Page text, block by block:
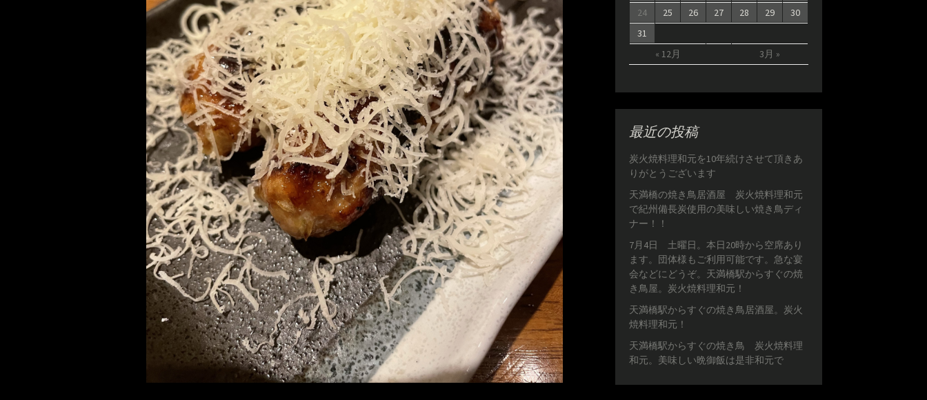
« 12月 3月 »
24
25 26 27 28 29
30
31
最近の投稿
炭火焼料理和元を10年続けさせて頂きあ
りがとうございます
天満橋の焼き鳥居酒屋 炭火焼料理和元
で紀州備長炭使用の美味しい焼き鳥ディ
ナー！！
7月4日 土曜日。本日20時から空席あり
ます。団体様もご利用可能です。急な宴
会などにどうぞ。天満橋駅からすぐの焼
き鳥屋。炭火焼料理和元！
天満橋駅からすぐの焼き鳥居酒屋。炭火
焼料理和元！
天満橋駅からすぐの焼き鳥 炭火焼料理
和元。美味しい晩御飯は是非和元で